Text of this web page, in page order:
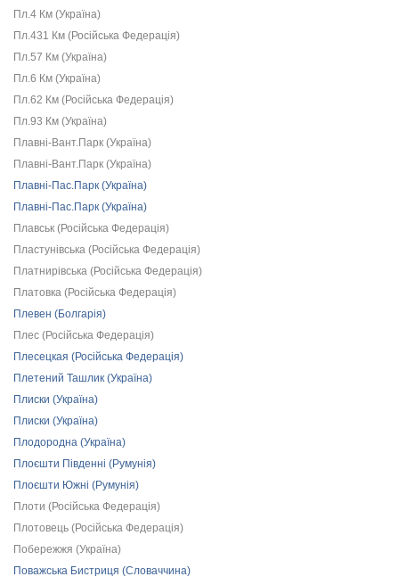
Пл.4 Км (Україна)
Пл.431 Км (Російська Федерація)
Пл.57 Км (Україна)
Пл.6 Км (Україна)
Пл.62 Км (Російська Федерація)
Пл.93 Км (Україна)
Плавні-Вант.Парк (Україна)
Плавні-Вант.Парк (Україна)
Плавні-Пас.Парк (Україна)
Плавні-Пас.Парк (Україна)
Плавськ (Російська Федерація)
Пластунівська (Російська Федерація)
Платнирівська (Російська Федерація)
Платовка (Російська Федерація)
Плевен (Болгарія)
Плес (Російська Федерація)
Плесецкая (Російська Федерація)
Плетений Ташлик (Україна)
Плиски (Україна)
Плиски (Україна)
Плодородна (Україна)
Плоєшти Південні (Румунія)
Плоєшти Южні (Румунія)
Плоти (Російська Федерація)
Плотовець (Російська Федерація)
Побережжя (Україна)
Поважська Бистриця (Словаччина)